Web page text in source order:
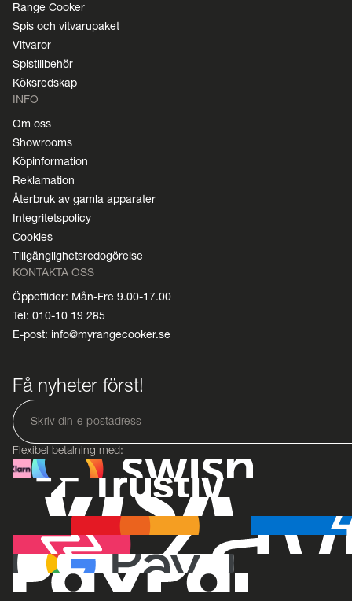
Range Cooker
Spis och vitvarupaket
Vitvaror
Spistillbehör
Köksredskap
INFO
Om oss
Showrooms
Köpinformation
Reklamation
Återbruk av gamla apparater
Integritetspolicy
Cookies
Tillgänglighetsredogörelse
KONTAKTA OSS
Öppettider: Mån-Fre 9.00-17.00
Tel: 010-10 19 285
E-post: info@myrangecooker.se
Få nyheter först!
Flexibel betalning med: